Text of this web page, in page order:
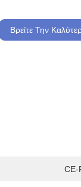
Βρείτε Την
CE-